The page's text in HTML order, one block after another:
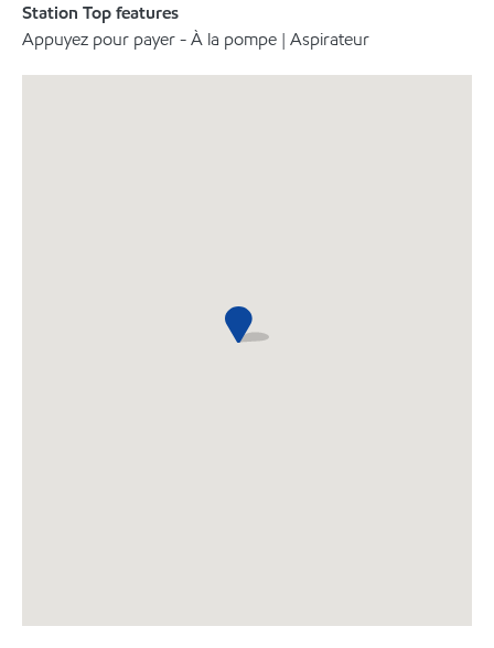
Station Top features
Appuyez pour payer - À la pompe | Aspirateur